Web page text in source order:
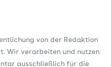
von der Redaktion
Wir verarbeiten und nutzen
ausschließlich für die